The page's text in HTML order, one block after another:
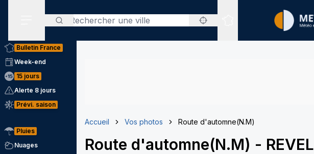
Rechercher
Sites expertisés
Bulletin France
Week-end
15 jours
Alerte 8 jours
Prévi. saison
Pluies
Nuages
Accueil Vos photos Route d'automne(N.M)
Route d'automne(N.M) - REVEL